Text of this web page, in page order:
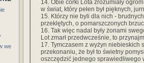
we
14. Obie córki Lota zrozumiały
w świat, który pełen był pięknych,
15. Którzy nie byli dla nich -
przeklętych, o pomarszczonych
16. Tak więc nadal były żonami
Lot zmarł przedwcześnie, to
17. Tymczasem z wyżyn niebieskich
przekonaniu, że był to świetny
oszczędzić jednego sprawiedliwego